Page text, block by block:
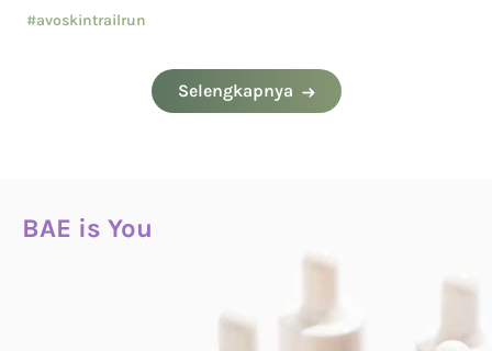
#avoskintrailrun
Selengkapnya
BAE is You